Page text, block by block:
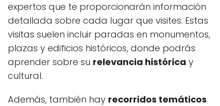
expertos que te proporcionarán información
detallada sobre cada lugar que visites. Estas
visitas suelen incluir paradas en monumentos,
plazas y edificios históricos, donde podrás
aprender sobre su relevancia histórica y
cultural.
Además, también hay recorridos temáticos